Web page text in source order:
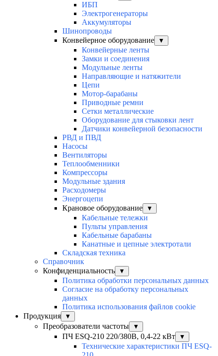
ИБП
Электрогенераторы
Аккумуляторы
Шинопроводы
Конвейерное оборудование
▼
Конвейерные ленты
Замки и соединения
Модульные ленты
Направляющие и натяжители
Цепи
Мотор-барабаны
Приводные ремни
Сетки металлические
Оборудование для стыковки лент
Датчики конвейерной безопасности
РВД и ПВД
Насосы
Вентиляторы
Теплообменники
Компрессоры
Модульные здания
Расходомеры
Энергоцепи
Крановое оборудование
▼
Кабельные тележки
Пульты управления
Кабельные барабаны
Канатные и цепные электротали
Складская техника
Справочник
Конфиденциальность
▼
Политика обработки персональных данных
Согласие на обработку персональных
данных
Политика использования файлов cookie
Продукция
▼
Преобразователи частоты ▼
ПЧ ESQ-210 220/380В, 0,4-22 кВт ▼
Технические характеристики ПЧ ESQ-